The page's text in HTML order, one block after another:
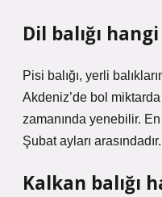
Dil balığı
Pisi balığı, yerli
Akdeniz’de bol miktarda
zamanında yenebilir.
Şubat ayları arasındadır.
Kalkan balığı